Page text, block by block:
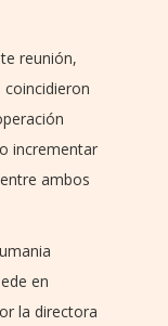
reunión,
coincidieron
incrementar
ambos
en
la directora